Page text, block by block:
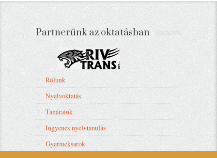
Partnerünk az oktatásban
Rólunk
Nyelvoktatás
Tanáraink
Ingyenes nyelvtanulás
Gyermeksarok